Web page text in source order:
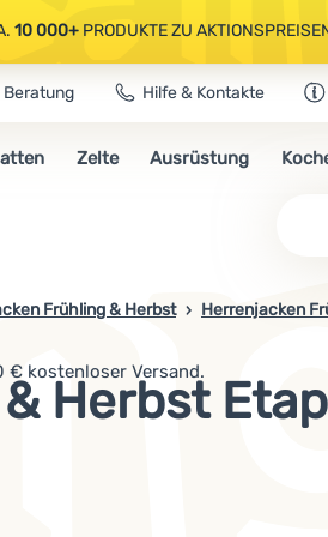
10 000+PRODUKTE ZU
& WANDERAUSRÜSTUNG.CODE OUT10
10 000+PRODUKTE ZU
Beratung Hilfe & Kontakte
Zelte Ausrüstung
Frühling & Herbst Herrenjacken
Herbst
€ kostenloser Versand.